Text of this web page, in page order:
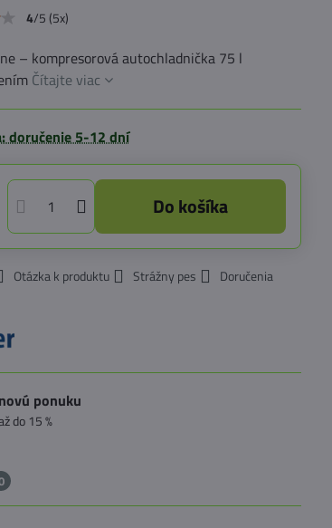
4/5(5x)
– kompresorová autochladnička 75 l
Čítajte viac
doručenie 5-12 dní
Do košíka
Otázka k produktu Strážny pes
Doručenia
ponuku
do 15 %